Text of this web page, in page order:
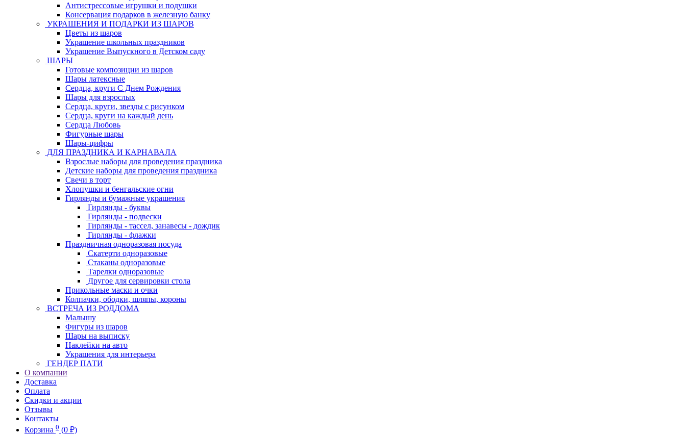
Антистрессовые игрушки и подушки
Консервация подарков в железную банку
УКРАШЕНИЯ И ПОДАРКИ ИЗ ШАРОВ
Цветы из шаров
Украшение школьных праздников
Украшение Выпускного в Детском саду
ШАРЫ
Готовые композиции из шаров
Шары латексные
Сердца, круги С Днем Рождения
Шары для взрослых
Сердца, круги, звезды с рисунком
Сердца, круги на каждый день
Сердца Любовь
Фигурные шары
Шары-цифры
ДЛЯ ПРАЗДНИКА И КАРНАВАЛА
Взрослые наборы для проведения праздника
Детские наборы для проведения праздника
Свечи в торт
Хлопушки и бенгальские огни
Гирлянды и бумажные украшения
Гирлянды - буквы
Гирлянды - подвески
Гирлянды - тассел, занавесы - дождик
Гирлянды - флажки
Праздничная одноразовая посуда
Скатерти одноразовые
Стаканы одноразовые
Тарелки одноразовые
Другое для сервировки стола
Прикольные маски и очки
Колпачки, ободки, шляпы, короны
ВСТРЕЧА ИЗ РОДДОМА
Малышу
Фигуры из шаров
Шары на выписку
Наклейки на авто
Украшения для интерьера
ГЕНДЕР ПАТИ
О компании
Доставка
Оплата
Скидки и акции
Отзывы
Контакты
Корзина 0 (0 ₽)